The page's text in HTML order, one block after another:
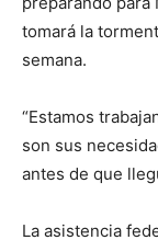
tomará la
semana.
“Estamos
son sus
antes de que
La asistencia